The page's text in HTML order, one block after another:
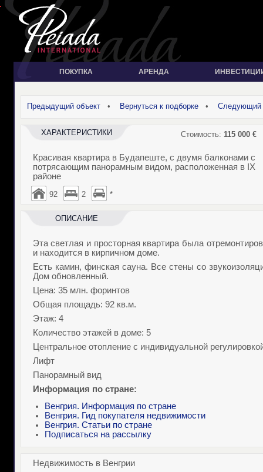
ПОКУПКА АРЕНДА
Предыдущий объект• Вернуться к подборке• Следующий
Стоимость: 115 000 €
ХАРАКТЕРИСТИКИ
Красивая квартира в Будапеште, с двумя балконами с
потрясающим панорамным видом, расположенная в IX
районе
92 2 *
ОПИСАНИЕ
Эта светлая и просторная квартира была
и находится в кирпичном доме.
Есть камин, финская сауна. Все стены со
Дом обновленный.
Цена: 35 млн. форинтов
Общая площадь: 92 кв.м.
Этаж: 4
Количество этажей в доме: 5
Центральное отопление с индивидуальной
Лифт
Панорамный вид
Информация по стране:
Венгрия. Информация по стране
Венгрия. Гид покупателя недвижимости
Венгрия. Статьи по стране
Подписаться на рассылку
Недвижимость в Венгрии